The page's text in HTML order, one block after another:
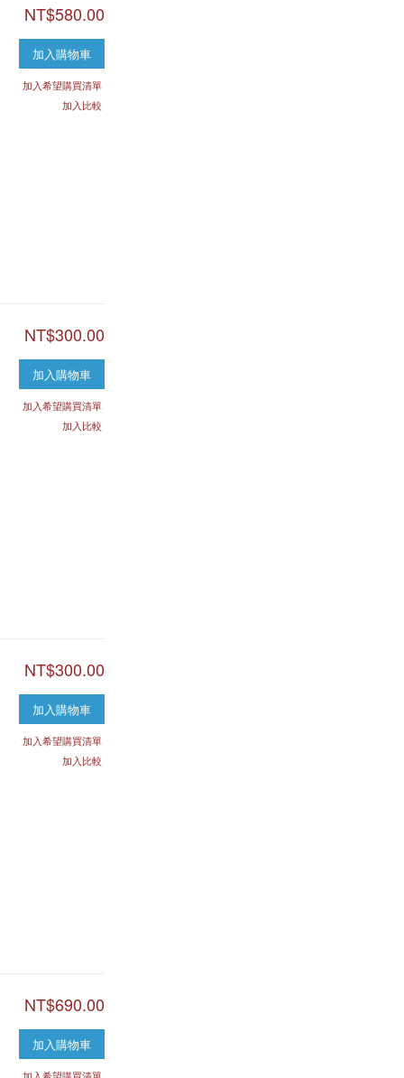
NT$580.00
加入購物車
加入希望購買清單
加入比較
NT$300.00
加入購物車
加入希望購買清單
加入比較
NT$300.00
加入購物車
加入希望購買清單
加入比較
NT$690.00
加入購物車